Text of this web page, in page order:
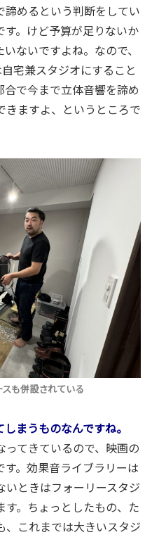
めるという判断をしてい
。けど予算が足りないか
ないですよね。なので、
宅兼スタジオにすること
で今まで立体音響を諦め
きますよ、というところで
も併設されている
まうものなんですね。
てきているので、映画の
。効果音ライブラリーは
ときはフォーリースタジ
。ちょっとしたもの、た
、これまでは大きいスタジ